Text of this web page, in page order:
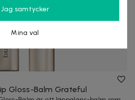
Gloss-Balm Grateful
Jag samtycker
Mina val